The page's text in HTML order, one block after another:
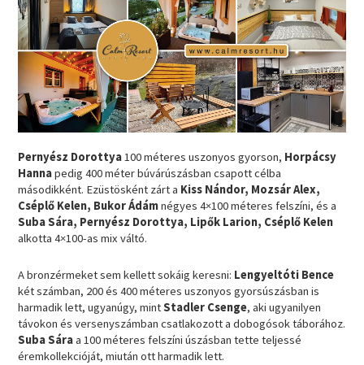
Pernyész Dorottya100 méteres uszonyos gyorson, Horpácsy
Hannapedig 400 méter búvárúszásban csapott célba
másodikként. Ezüstösként zárt a Kiss Nándor, Mozsár Alex,
Cséplő Kelen, Bukor Ádámnégyes 4×100 méteres felszíni, és a
Suba Sára, Pernyész Dorottya, Lipők Larion, Cséplő Kelen
alkotta 4×100-as mix váltó.
A bronzérmeket sem kellett sokáig keresni: Lengyeltóti Bence
két számban, 200 és 400 méteres uszonyos gyorsúszásban is
harmadik lett, ugyanúgy, mintStadler Csenge, aki ugyanilyen
távokon és versenyszámban csatlakozott a dobogósok táborához.
Suba Sáraa 100 méteres felszíni úszásban tette teljessé
éremkollekcióját, miután ott harmadik lett.